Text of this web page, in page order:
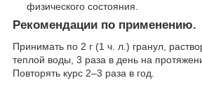
физического состояния.
Рекомендации по применению.
Принимать по 2 г (1 ч. л.) гранул,
теплой воды, 3 раза в день на
Повторять курс 2–3 раза в год.